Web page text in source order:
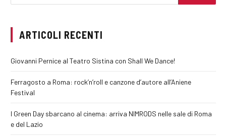
ARTICOLI RECENTI
Giovanni Pernice al Teatro Sistina con Shall We Dance!
Ferragosto a Roma: rock’n’roll e canzone d’autore all’Aniene
Festival
I Green Day sbarcano al cinema: arriva NIMRODS nelle sale di Roma
e del Lazio